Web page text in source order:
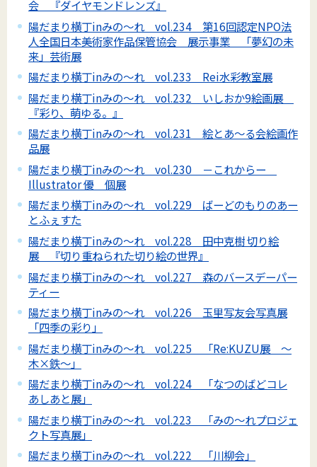
会 『ダイヤモンドレンズ』
陽だまり横丁inみの～れ vol.234 第16回認定NPO法
人全国日本美術家作品保管協会 展示事業 「夢幻の未
来」芸術展
陽だまり横丁inみの～れ vol.233 Rei水彩教室展
陽だまり横丁inみの～れ vol.232 いしおか9絵画展
『彩り、萌ゆる。』
陽だまり横丁inみの～れ vol.231 絵とあ～る会絵画作
品展
陽だまり横丁inみの～れ vol.230 －これからー
Illustrator 優 個展
陽だまり横丁inみの～れ vol.229 ばーどのもりのあー
とふぇすた
陽だまり横丁inみの～れ vol.228 田中克樹 切り絵
展 『切り重ねられた切り絵の世界』
陽だまり横丁inみの～れ vol.227 森のバースデーパー
ティー
陽だまり横丁inみの～れ vol.226 玉里写友会写真展
「四季の彩り」
陽だまり横丁inみの～れ vol.225 「Re:KUZU展 ～
木×鉄～」
陽だまり横丁inみの～れ vol.224 「なつのばどコレ
あしあと展」
陽だまり横丁inみの～れ vol.223 「みの～れプロジェ
クト写真展」
陽だまり横丁inみの～れ vol.222 「川柳会」